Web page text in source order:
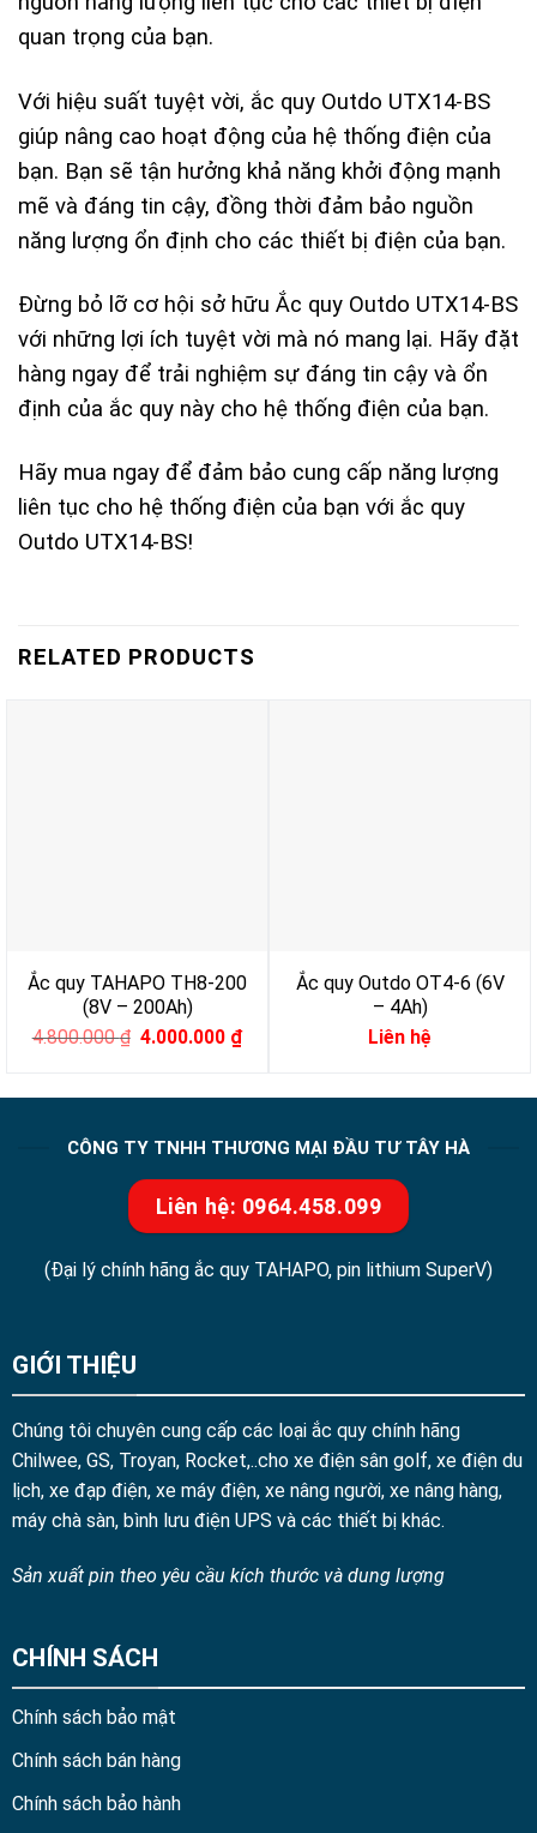
quan trọng của bạn.
Với hiệu suất tuyệt vời, ắc quy Outdo UTX14-BS
giúp nâng cao hoạt động của hệ thống điện của
bạn. Bạn sẽ tận hưởng khả năng khởi động mạnh
mẽ và đáng tin cậy, đồng thời đảm bảo nguồn
năng lượng ổn định cho các thiết bị điện của bạn.
Đừng bỏ lỡ cơ hội sở hữu Ắc quy Outdo UTX14-BS
với những lợi ích tuyệt vời mà nó mang lại. Hãy đặt
hàng ngay để trải nghiệm sự đáng tin cậy và ổn
định của ắc quy này cho hệ thống điện của bạn.
Hãy mua ngay để đảm bảo cung cấp năng lượng
liên tục cho hệ thống điện của bạn với ắc quy
Outdo UTX14-BS!
RELATED PRODUCTS
Ắc quy TAHAPO TH8-200
(8V – 200Ah)
4.800.000₫ Original
4.000.000 ₫Current
Ắc quy Outdo OT4-6 (6V
– 4Ah)
Liên hệ
CÔNG TY TNHH THƯƠNG MẠI ĐẦU TƯ TÂY HÀ
Liên hệ: 0964.458.099
(Đại lý chính hãng ắc quy TAHAPO, pin lithium SuperV)
GIỚI THIỆU
Chúng tôi chuyên cung cấp các loại ắc quy chính hãng
Chilwee, GS, Troyan, Rocket,..cho xe điện sân golf, xe điện du
lịch, xe đạp điện, xe máy điện, xe nâng người, xe nâng hàng,
máy chà sàn, bình lưu điện UPS và các thiết bị khác.
Sản xuất pin theo yêu cầu kích thước và dung lượng
CHÍNH SÁCH
Chính sách bảo mật
Chính sách bán hàng
Chính sách bảo hành